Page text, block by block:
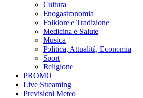
Cultura
Enogastronomia
Folklore e Tradizione
Medicina e Salute
Musica
Politica, Attualità, Economia
Sport
Religione
PROMO
Live Streaming
Previsioni Meteo